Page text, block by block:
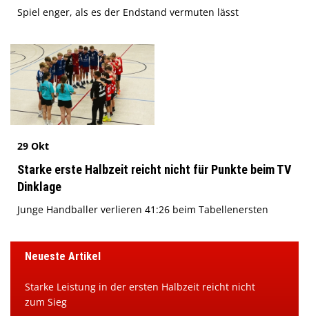
Spiel enger, als es der Endstand vermuten lässt
29 Okt
Starke erste Halbzeit reicht nicht für Punkte beim TV
Dinklage
Junge Handballer verlieren 41:26 beim Tabellenersten
Neueste Artikel
Starke Leistung in der ersten Halbzeit reicht nicht
zum Sieg